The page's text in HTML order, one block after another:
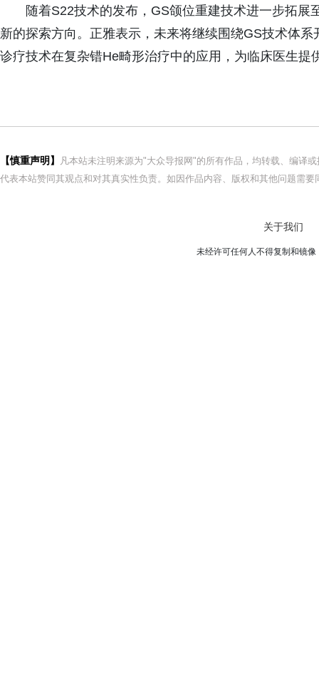
随着S22技术的发布，GS颌位重建技术进一步拓
新的探索方向。正雅表示，未来将继续围绕GS技术体
诊疗技术在复杂错He畸形治疗中的应用，为临床医生提
【慎重声明】
凡本站未注明来源为"大众导报网"的所有作品，均转载、编译
代表本站赞同其观点和对其真实性负责。如因作品内容、版权和其他问题需
关于我们
未经许可任何人不得复制和镜